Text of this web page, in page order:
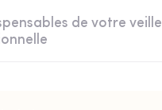
de votre veille